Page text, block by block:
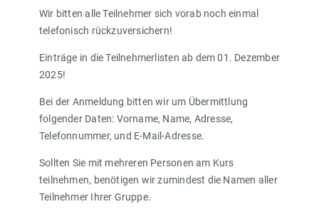
Wir bitten alle Teilnehmer sich vorab noch einmal
telefonisch rückzuversichern!
Einträge in die Teilnehmerlisten ab dem 01. Dezember
2025!
Bei der Anmeldung bitten wir um Übermittlung
folgender Daten: Vorname, Name, Adresse,
Telefonnummer, und E-Mail-Adresse.
Sollten Sie mit mehreren Personen am Kurs
teilnehmen, benötigen wir zumindest die Namen aller
Teilnehmer Ihrer Gruppe.